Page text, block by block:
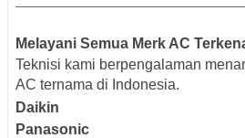
Melayani Semua Merk AC
Teknisi kami berpengalaman
AC ternama di Indonesia.
Daikin
Panasonic